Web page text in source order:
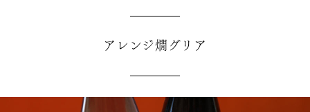
アレンジ燗グリア